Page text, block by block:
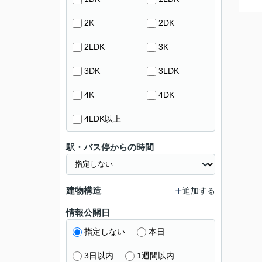
2K 2DK
2LDK 3K
3DK 3LDK
4K 4DK
4LDK以上
駅・バス停からの時間
建物構造 追加する
情報公開日
指定しない 本日
3日以内 1週間以内